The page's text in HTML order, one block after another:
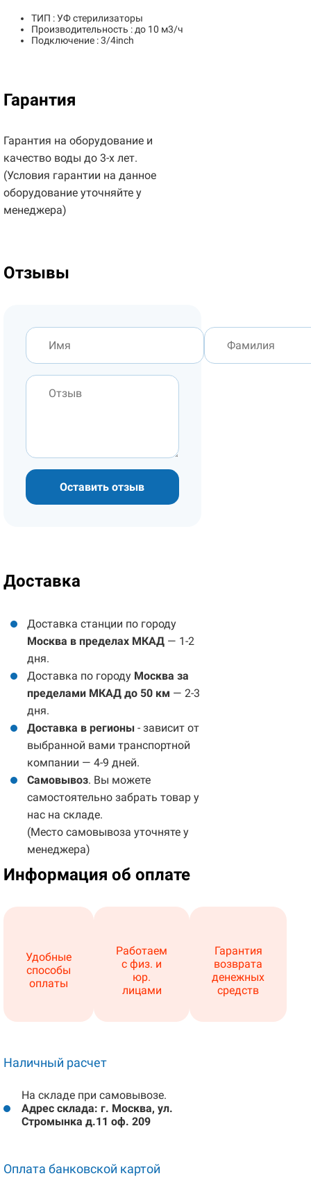
ТИП : УФ стерилизаторы
Производительность : до 10 м3/ч
Подключение : 3/4inch
Гарантия
Гарантия на оборудование и
качество воды до 3-х лет.
(Условия гарантии на данное
оборудование уточняйте у
менеджера)
Отзывы
Оставить отзыв
Доставка
Доставка станции по городу
Москва в пределах МКАД — 1-2
дня.
Доставка по городу Москва за
пределами МКАД до 50 км — 2-3
дня.
Доставка в регионы - зависит от
выбранной вами транспортной
компании — 4-9 дней.
Самовывоз. Вы можете
самостоятельно забрать товар у
нас на складе.
(Место самовывоза уточняте у
менеджера)
Информация об оплате
Удобные
способы
оплаты
Работаем
с физ. и
юр.
лицами
Гарантия
возврата
денежных
средств
Наличный расчет
На складе при самовывозе.
Адрес склада: г. Москва, ул.
Стромынка д.11 оф. 209
Оплата банковской картой